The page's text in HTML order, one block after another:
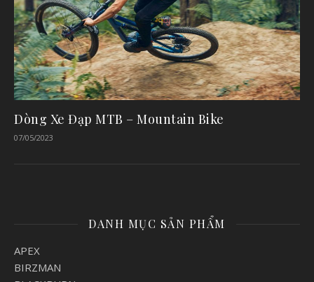
Dòng Xe Đạp MTB – Mountain Bike
07/05/2023
DANH MỤC SẢN PHẨM
APEX
BIRZMAN